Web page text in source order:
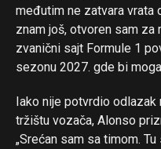
međutim ne zatvara vrata
znam još, otvoren sam za
zvanični sajt Formule 1
sezonu 2027. gde bi
Iako nije potvrdio
tržištu vozača, Alonso
„Srećan sam sa timom.